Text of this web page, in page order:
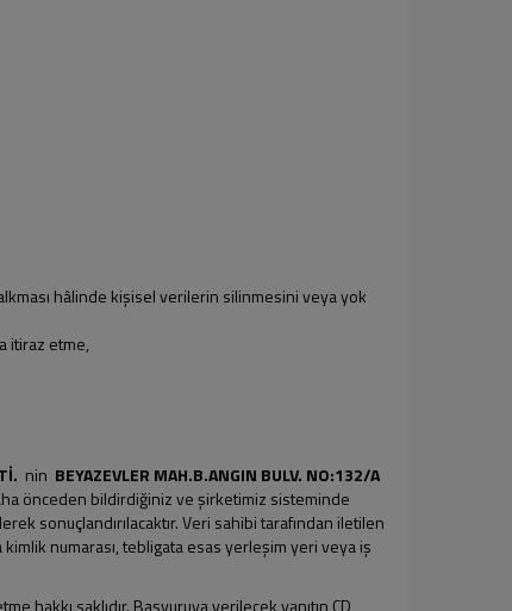
hâlinde kişisel verilerin silinmesini veya yok
itiraz etme,
nin BEYAZEVLER MAH.B.ANGIN BULV. NO:132/A
önceden bildirdiğiniz ve şirketimiz sisteminde
sonuçlandırılacaktır. Veri sahibi tarafından iletilen
kimlik numarası, tebligata esas yerleşim yeri veya iş
hakkı saklıdır. Başvuruya verilecek yanıtın CD,